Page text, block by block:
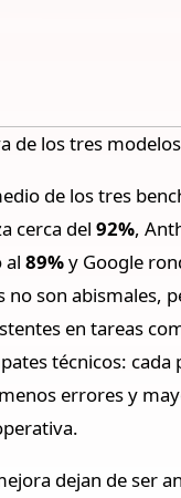
de los tres
de los tres
cerca del92%,
al89%y Google
no son abismales,
en tareas
técnicos: cada
errores y
dejan de ser